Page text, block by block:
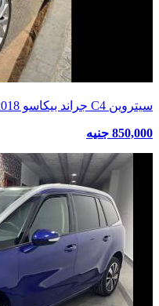
سيتروين C4 جراند بيكاسو 2018 الجيزة أزرق
850,000 جنيه